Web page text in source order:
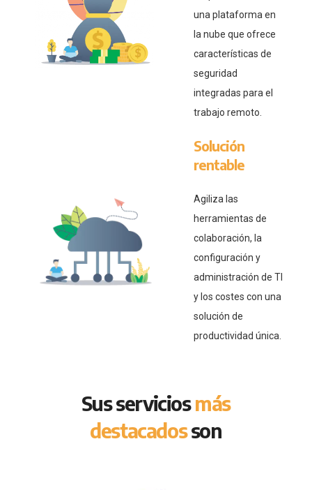
una plataforma en
la nube que ofrece
características de
seguridad
integradas para el
trabajo remoto.
Solución
rentable
Agiliza las
herramientas de
colaboración, la
configuración y
administración de TI
y los costes con una
solución de
productividad única.
Sus serviciosmás
destacadosson